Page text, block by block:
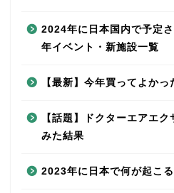
2024年に日本国内で予定
年イベント・新施設一覧
【最新】今年買ってよか
【話題】ドクターエアエ
みた結果
2023年に日本で何が起こ